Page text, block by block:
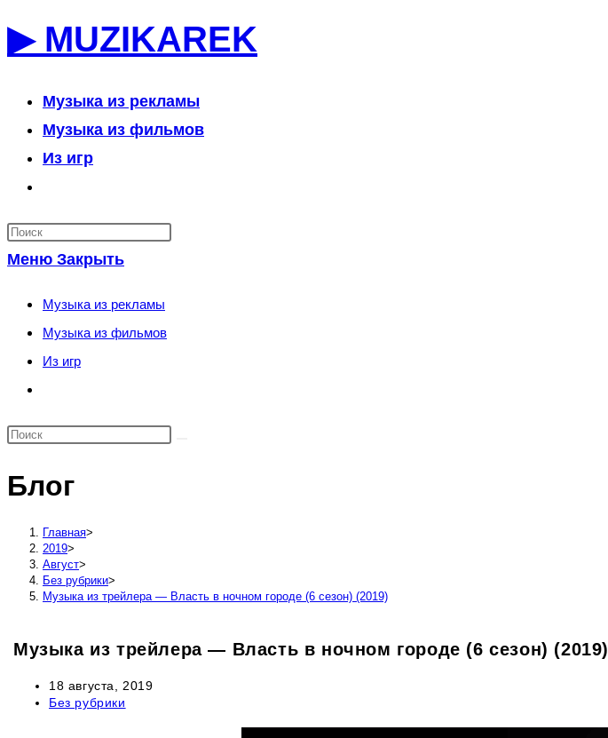
к▶ MUZIKAREK
Музыка из рекламы
Музыка из фильмов
Из игр
по
веб-
сайту
Меню Закрыть
Музыка из рекламы
Музыка из фильмов
Из игр
по
сайту
Блог
Главная>
2019>
Август>
Без рубрики>
Музыка из трейлера — Власть в ночном городе (6 сезон) (2019)
Музыка из трейлера — Власть в ночном городе (6 сезон) (2019)
Запись
опубликована:
18 августа, 2019
Рубрика
Без рубрики